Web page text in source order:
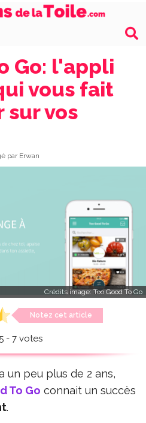
Go: l'appli
vous fait
sur vos
par Erwan
Crédits image:Too Good To Go
Notez cet article
- 7votes
un peu plus de 2 ans,
To Go connait un succès
.